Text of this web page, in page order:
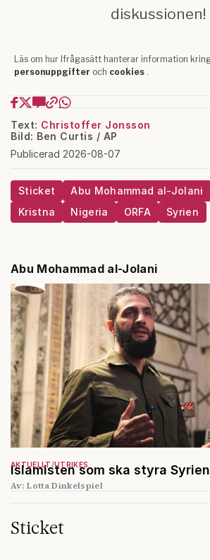
Text: Christoffer Jonsson
Bild: Ben Curtis / AP
Publicerad 2026-08-07
Sticket Abu Mohammad al-Jolani
Kristna
Nigeria ORFA Syrien
Abu Mohammad al-Jolani
Islamisten som ska styra Syrien
AKTUELLT UTRIKES
Av: Lotta Dinkelspiel
Sticket